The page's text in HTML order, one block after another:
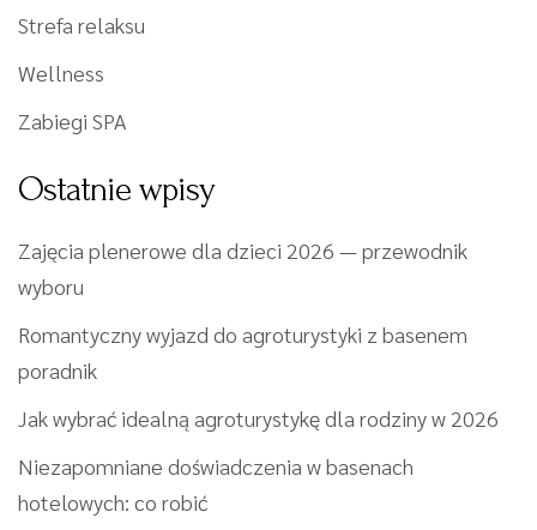
Strefa relaksu
Wellness
Zabiegi SPA
Ostatnie wpisy
Zajęcia plenerowe dla dzieci 2026 — przewodnik
wyboru
Romantyczny wyjazd do agroturystyki z basenem
poradnik
Jak wybrać idealną agroturystykę dla rodziny w 2026
Niezapomniane doświadczenia w basenach
hotelowych: co robić